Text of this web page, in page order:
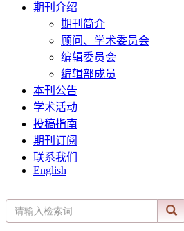
期刊介绍
期刊简介
顾问、学术委员会
编辑委员会
编辑部成员
本刊公告
学术活动
投稿指南
期刊订阅
联系我们
English